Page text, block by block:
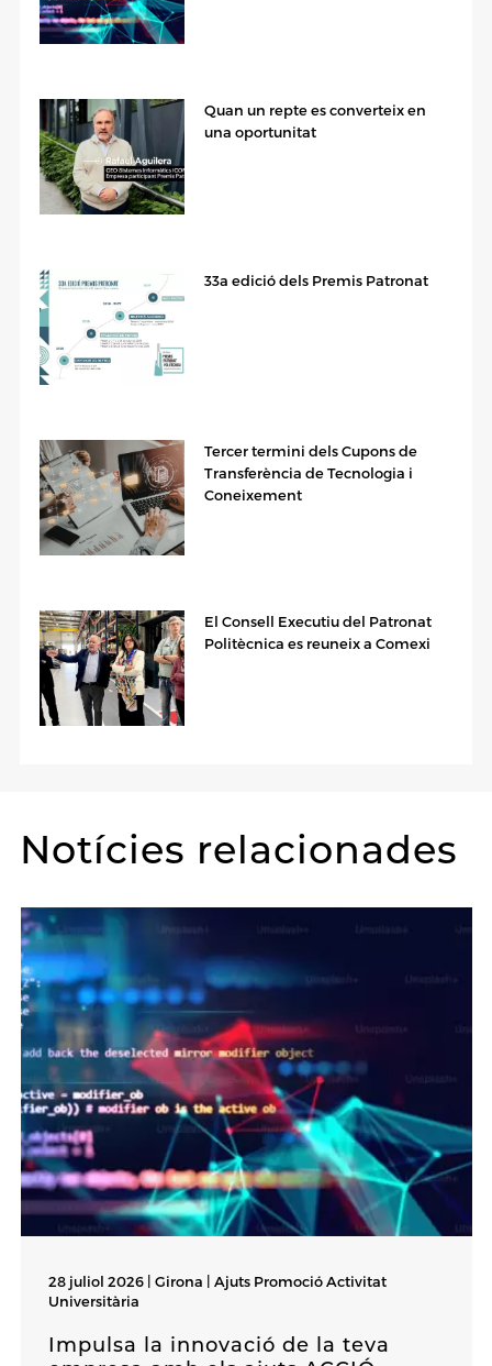
Quan un repte es converteix en
una oportunitat
33a edició dels Premis Patronat
Tercer termini dels Cupons de
Transferència de Tecnologia i
Coneixement
El Consell Executiu del Patronat
Politècnica es reuneix a Comexi
Notícies relacionades
28 juliol 2026 | Girona | Ajuts Promoció Activitat
Universitària
Impulsa la innovació de la teva